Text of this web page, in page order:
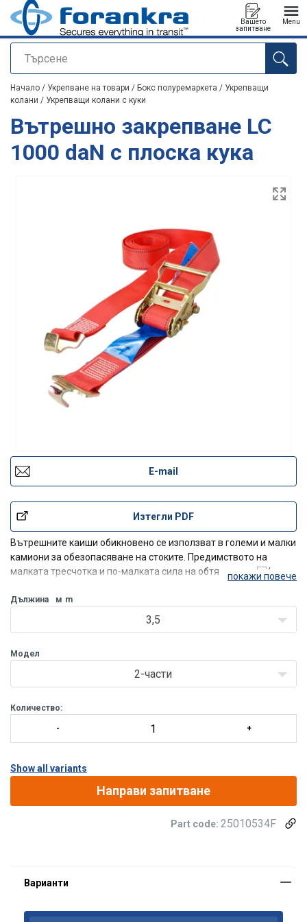
Търсене
Вашето
запитване
Menu
е добавен към вашето запитване
Начало / Укрепване на товари / Бокс полуремаркета / Укрепващи
колани / Укрепващи колани с куки
Вътрешно закрепване LC
1000 daN с плоска кука
E-mail
Изтегли PDF
Вътрешните каиши обикновено се използват в големи и малки
камиони за обезопасяване на стоките. Предимството на
малката тресчотка и по-малката сила на обтягане е, ч/p>
покажи повече
Дължина м m
3,5
Модел
2-части
Количество:
Show all variants
Направи запитване
Part code: 25010534F